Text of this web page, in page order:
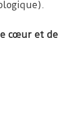
cœur et de